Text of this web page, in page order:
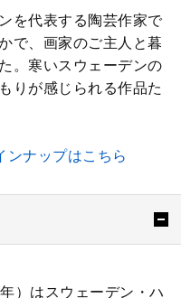
を代表する陶芸作家で
で、画家のご主人と暮
。寒いスウェーデンの
りが感じられる作品た
ンナップはこちら
）はスウェーデン・ハ